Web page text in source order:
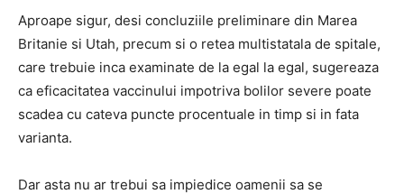
Aproape sigur, desi concluziile preliminare din Marea
Britanie si Utah, precum si o retea multistatala de spitale,
care trebuie inca examinate de la egal la egal, sugereaza
ca eficacitatea vaccinului impotriva bolilor severe poate
scadea cu cateva puncte procentuale in timp si in fata
varianta.
Dar asta nu ar trebui sa impiedice oamenii sa se